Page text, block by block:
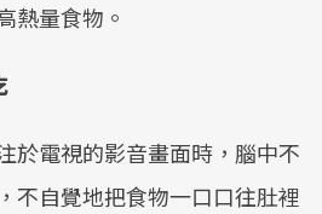
熱量食物。
於電視的影音畫面時，腦中不
不自覺地把食物一口口往肚裡